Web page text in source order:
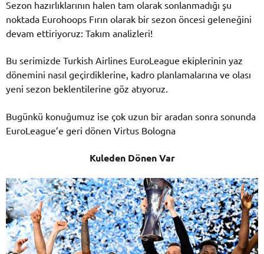
Sezon hazırlıklarının halen tam olarak sonlanmadığı şu
noktada Eurohoops Fırın olarak bir sezon öncesi geleneğini
devam ettiriyoruz: Takım analizleri!
Bu serimizde Turkish Airlines EuroLeague ekiplerinin yaz
dönemini nasıl geçirdiklerine, kadro planlamalarına ve olası
yeni sezon beklentilerine göz atıyoruz.
Bugünkü konuğumuz ise çok uzun bir aradan sonra sonunda
EuroLeague’e geri dönen Virtus Bologna
Kuleden Dönen Var